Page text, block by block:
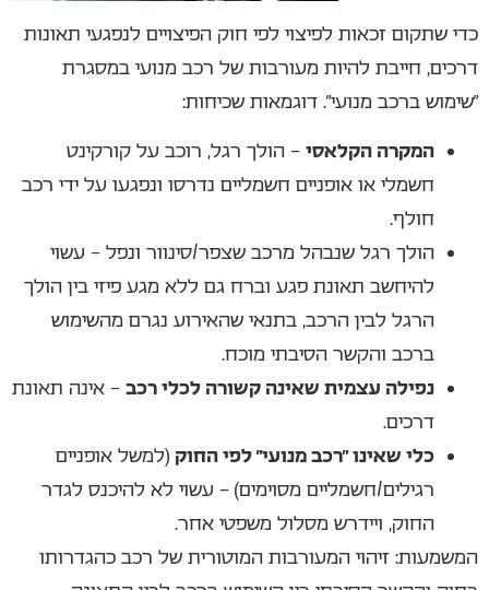
כדי שתקום זכאות לפיצוי לפי חוק הפיצויים לנפגעי תאונות
דרכים, חייבת להיות מעורבות של רכב מנועי במסגרת
“שימוש ברכב מנועי”. דוגמאות שכיחות:
המקרה הקלאסי – הולך רגל, רוכב על קורקינט
חשמלי או אופניים חשמליים נדרסו ונפגעו על ידי רכב
חולף.
הולך רגל שנבהל מרכב שצפר/סינוור ונפל – עשוי
להיחשב תאונת פגע וברח גם ללא מגע פיזי בין הולך
הרגל לבין הרכב, בתנאי שהאירוע נגרם מהשימוש
ברכב והקשר הסיבתי מוכח.
נפילה עצמית שאינה קשורה לכלי רכב – אינה תאונת
דרכים.
כלי שאינו “רכב מנועי” לפי החוק (למשל אופניים
רגילים/חשמליים מסוימים) – עשוי לא להיכנס לגדר
החוק, ויידרש מסלול משפטי אחר.
המשמעות: זיהוי המעורבות המוטורית של רכב כהגדרותו